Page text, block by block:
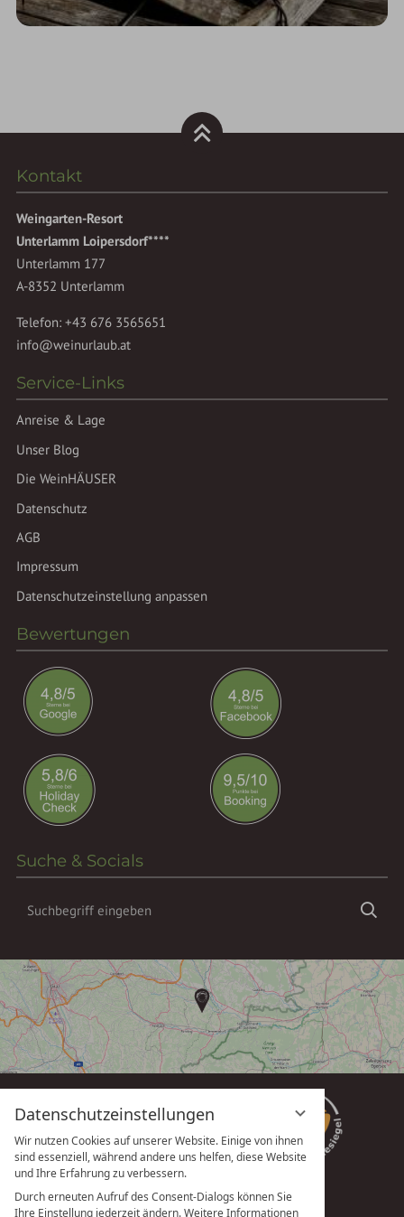
Datenschutzeinstellungen
Wir nutzen Cookies auf unserer Website. Einige von ihnen
sind essenziell, während andere uns helfen, diese Website
und Ihre Erfahrung zu verbessern.
Durch erneuten Aufruf des Consent-Dialogs können Sie
Ihre Einstellung jederzeit ändern. Weitere Informationen
Kontakt
Weingarten-Resort
Unterlamm Loipersdorf****
Unterlamm 177
A-8352 Unterlamm
Telefon:+43 676 3565651
info@weinurlaub.at
Service-Links
Anreise & Lage
Unser Blog
Die WeinHÄUSER
Datenschutz
AGB
Impressum
Datenschutzeinstellung anpassen
Bewertungen
Suche & Socials
Suchbegriff